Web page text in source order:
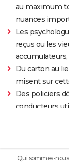
au maximum
nuances
Les
reçus ou les
Du carton au
misent sur
Des policiers
conducteurs
Qui sommes-nous